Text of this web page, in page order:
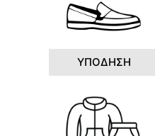
ΥΠΟΔΗΣΗ